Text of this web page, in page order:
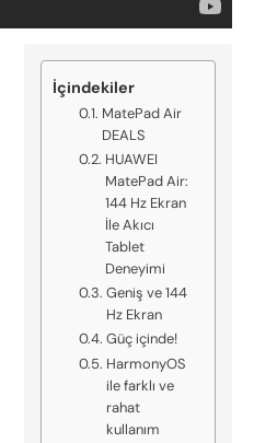
İçindekiler
MatePad Air
DEALS
HUAWEI
MatePad Air:
144 Hz Ekran
İle Akıcı
Tablet
Deneyimi
Geniş ve 144
Hz Ekran
Güç içinde!
HarmonyOS
ile farklı ve
rahat
kullanım